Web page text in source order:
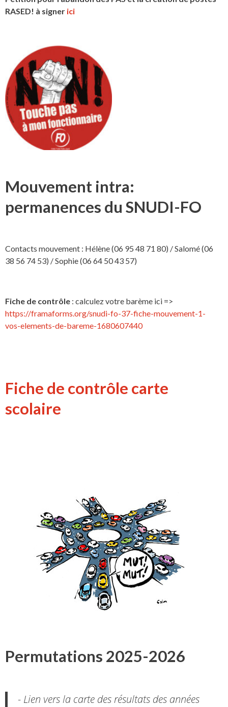
RASED! à signer ici
Mouvement intra:
permanences du SNUDI-FO
Contacts mouvement : Hélène (06 95 48 71 80) / Salomé (06
38 56 74 53) / Sophie (06 64 50 43 57)
Fiche de contrôle : calculez votre barème ici =>
https://framaforms.org/snudi-fo-37-fiche-mouvement-1-
vos-elements-de-bareme-1680607440
Fiche de contrôle carte
scolaire
Permutations 2025-2026
- Lien vers la carte des résultats des années